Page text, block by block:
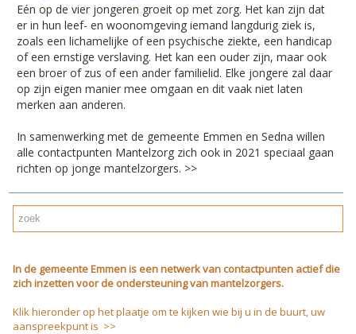
Eén op de vier jongeren groeit op met zorg. Het kan zijn dat
er in hun leef- en woonomgeving iemand langdurig ziek is,
zoals een lichamelijke of een psychische ziekte, een handicap
of een ernstige verslaving. Het kan een ouder zijn, maar ook
een broer of zus of een ander familielid. Elke jongere zal daar
op zijn eigen manier mee omgaan en dit vaak niet laten
merken aan anderen.
In samenwerking met de gemeente Emmen en Sedna willen
alle contactpunten Mantelzorg zich ook in 2021 speciaal gaan
richten op jonge mantelzorgers. >>
In de gemeente Emmen is een netwerk van contactpunten actief die
zich inzetten voor de ondersteuning van mantelzorgers.
Klik hieronder op het plaatje om te kijken wie bij u in de buurt, uw
aanspreekpunt is >>